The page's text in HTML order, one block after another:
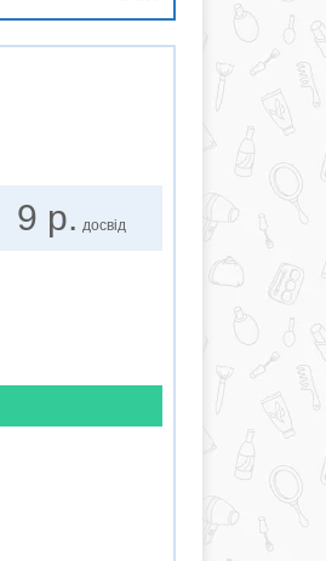
9 р. досвід